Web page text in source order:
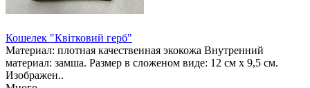
Кошелек "Квітковий герб"
Материал: плотная качественная экокожа Внутренний
материал: замша. Размер в сложеном виде: 12 см х 9,5 см.
Изображен..